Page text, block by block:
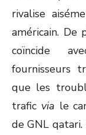
rivalise
américain. De
coïncide
fournisseurs
que les
trafic via le
de GNL